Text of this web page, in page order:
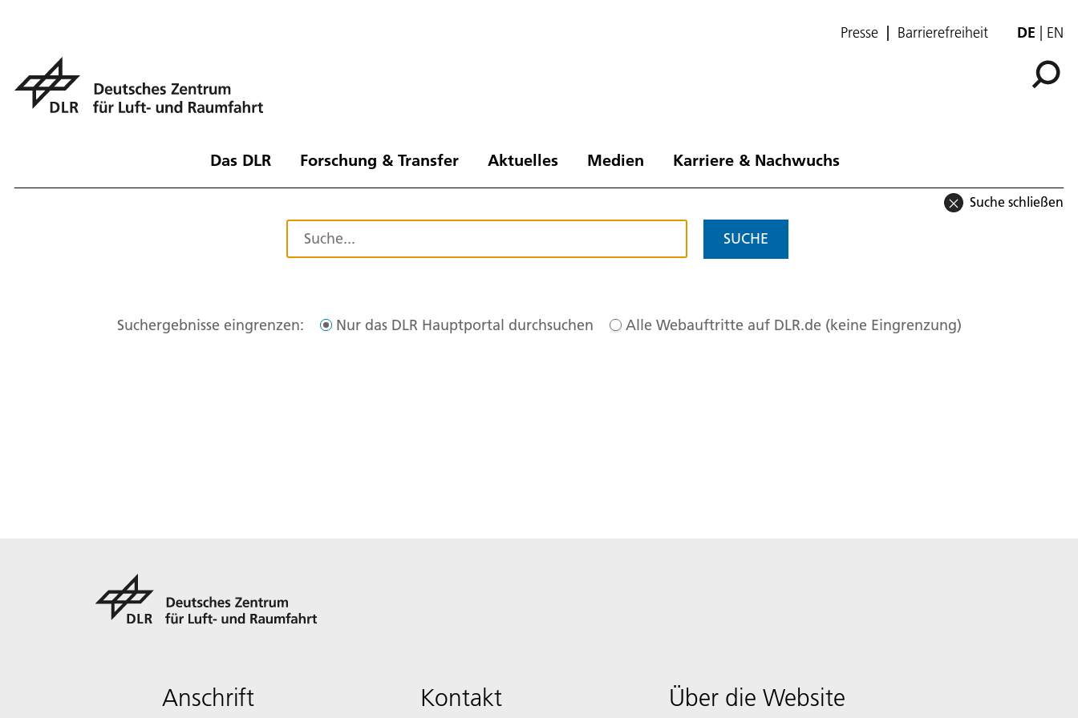
Presse Barrierefreiheit DE EN
Das DLR Forschung & Transfer Aktuelles Medien Karriere & Nachwuchs
Suche schließen
SUCHE
Suchergebnisse eingrenzen: Nur das DLR Hauptportal durchsuchen Alle Webauftritte auf DLR.de (keine Eingrenzung)
Anschrift Kontakt Über die Website